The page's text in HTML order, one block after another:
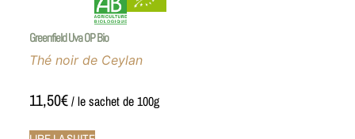
Greenfield Uva OP Bio
Thé noir de Ceylan
11,50€/ le sachet de 100g